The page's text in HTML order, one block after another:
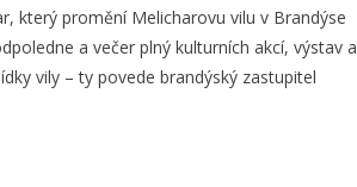
který promění Melicharovu vilu v Brandýse
a večer plný kulturních akcí, výstav a
vily – ty povede brandýský zastupitel